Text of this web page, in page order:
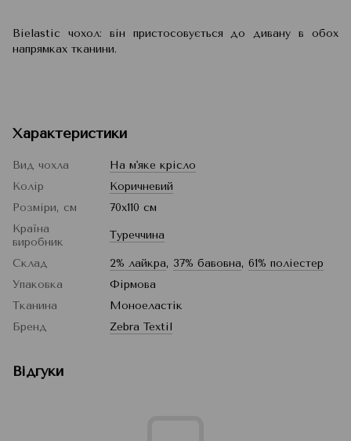
Bielastic чохол: він пристосовується до дивану в обох
напрямках тканини.
Характеристики
Вид чохла
На м'яке крісло
Колір
Коричневий
Розміри, см
70x110 см
Країна
виробник
Туреччина
Склад 2% лайкра, 37% бавовна, 61% поліестер
Упаковка
Фірмова
Тканина
Моноеластік
Бренд
Zebra Textil
Відгуки